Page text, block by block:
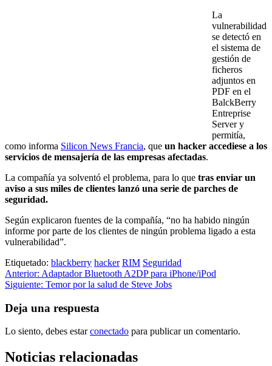
La
vulnerabilidad
se detectó en
el sistema de
gestión de
ficheros
adjuntos en
PDF en el
BalckBerry
Entreprise
Server y
permitía,
como informa Silicon News Francia, que un hacker accediese a los
servicios de mensajería de las empresas afectadas.
La compañía ya solventó el problema, para lo que tras enviar un
aviso a sus miles de clientes lanzó una serie de parches de
seguridad.
Según explicaron fuentes de la compañía, “no ha habido ningún
informe por parte de los clientes de ningún problema ligado a esta
vulnerabilidad”.
Etiquetado: blackberry hacker RIM Seguridad
Navegación
de
entradas
Anterior: Adaptador Bluetooth A2DP para iPhone/iPod
Siguiente: Temor por la salud de Steve Jobs
Deja una respuesta
Lo siento, debes estarconectado para publicar un comentario.
Noticias relacionadas